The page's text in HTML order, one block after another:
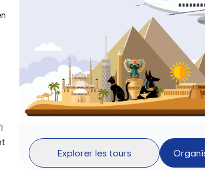
Explorer les tours